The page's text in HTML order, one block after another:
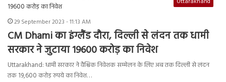
29 September 2023 - 11:13 AM
CM Dhami का इंग्लैंड दौरा, दिल्ली से लंदन तक धामी
सरकार ने जुटाया 19600 करोड़ का निवेश
Uttarakhand: धामी सरकार ने वैश्विक निवेशक सम्मेलन के लिए अब तक दिल्ली से लंदन
तक 19,600 करोड़ रुपये का निवेश…